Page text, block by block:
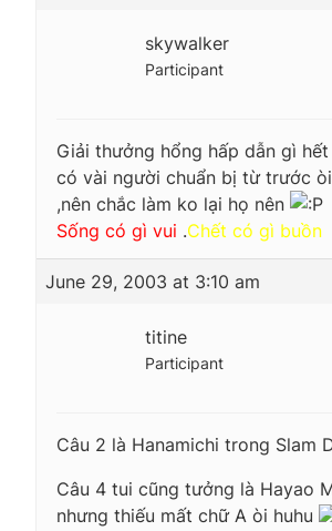
skywalker
Participant
Giải thưởng hổng hấp dẫn gì
có vài người chuẩn bị từ trước
,nên chắc làm ko lại họ nên
Sống có gì vui .Chết có gì buồn
June 29, 2003 at 3:10 am
titine
Participant
Câu 2 là Hanamichi trong Slam
Câu 4 tui cũng tưởng là Hayao
nhưng thiếu mất chữ A òi huhu